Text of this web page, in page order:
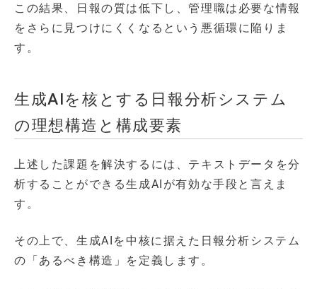
この結果、日報の質は低下し、管理職は必要な情報
をさらに見つけにくくなるという悪循環に陥りま
す。
生成AIを核とする日報分析システム
の理想構造と構成要素
上述した課題を解決するには、テキストデータを分
析することができる生成AIが有効な手段と言えま
す。
その上で、生成AIを中核に据えた日報分析システム
の「あるべき構造」を定義します。